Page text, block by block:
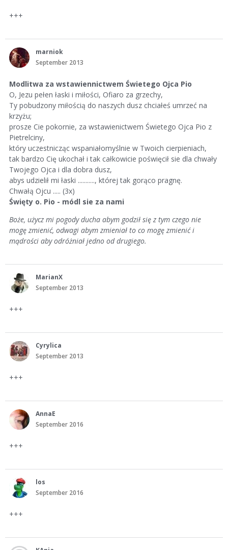
+++
marniok
September 2013
Modlitwa za wstawiennictwem Świetego Ojca Pio
O, Jezu pełen łaski i miłości, Ofiaro za grzechy,
Ty pobudzony miłością do naszych dusz chciałeś umrzeć na
krzyżu;
prosze Cie pokornie, za wstawienictwem Świetego Ojca Pio z
Pietrelciny,
który uczestnicząc wspaniałomyślnie w Twoich cierpieniach,
tak bardzo Cię ukochał i tak całkowicie poświęcił sie dla chwały
Twojego Ojca i dla dobra dusz,
abys udzielił mi łaski ..........., której tak gorąco pragnę.
Chwałą Ojcu ..... (3x)
Święty o. Pio - módl sie za nami
Boże, użycz mi pogody ducha abym godził się z tym czego nie
mogę zmienić, odwagi abym zmieniał to co mogę zmienić i
mądrości aby odróżniał jedno od drugiego.
MarianX
September 2013
+++
Cyrylica
September 2013
+++
AnnaE
September 2016
+++
los
September 2016
+++